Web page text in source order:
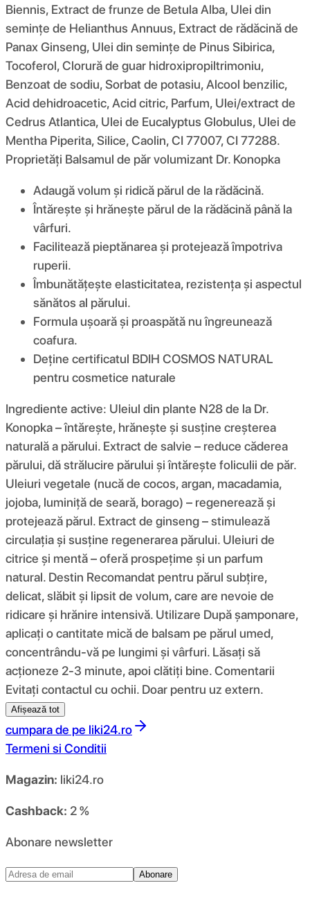
Biennis, Extract de frunze de Betula Alba, Ulei din
semințe de Helianthus Annuus, Extract de rădăcină de
Panax Ginseng, Ulei din semințe de Pinus Sibirica,
Tocoferol, Clorură de guar hidroxipropiltrimoniu,
Benzoat de sodiu, Sorbat de potasiu, Alcool benzilic,
Acid dehidroacetic, Acid citric, Parfum, Ulei/extract de
Cedrus Atlantica, Ulei de Eucalyptus Globulus, Ulei de
Mentha Piperita, Silice, Caolin, CI 77007, CI 77288.
Proprietăți Balsamul de păr volumizant Dr. Konopka
Adaugă volum și ridică părul de la rădăcină.
Întărește și hrănește părul de la rădăcină până la
vârfuri.
Facilitează pieptănarea și protejează împotriva
ruperii.
Îmbunătățește elasticitatea, rezistența și aspectul
sănătos al părului.
Formula ușoară și proaspătă nu îngreunează
coafura.
Deține certificatul BDIH COSMOS NATURAL
pentru cosmetice naturale
Ingrediente active: Uleiul din plante N28 de la Dr.
Konopka – întărește, hrănește și susține creșterea
naturală a părului. Extract de salvie – reduce căderea
părului, dă strălucire părului și întărește foliculii de păr.
Uleiuri vegetale (nucă de cocos, argan, macadamia,
jojoba, luminiță de seară, borago) – regenerează și
protejează părul. Extract de ginseng – stimulează
circulația și susține regenerarea părului. Uleiuri de
citrice și mentă – oferă prospețime și un parfum
natural. Destin Recomandat pentru părul subțire,
delicat, slăbit și lipsit de volum, care are nevoie de
ridicare și hrănire intensivă. Utilizare După șamponare,
aplicați o cantitate mică de balsam pe părul umed,
concentrându-vă pe lungimi și vârfuri. Lăsați să
acționeze 2-3 minute, apoi clătiți bine. Comentarii
Evitați contactul cu ochii. Doar pentru uz extern.
Afișează tot
cumpara de pe liki24.ro
Termeni si Conditii
Magazin: liki24.ro
Cashback: 2 %
Abonare newsletter
Abonare